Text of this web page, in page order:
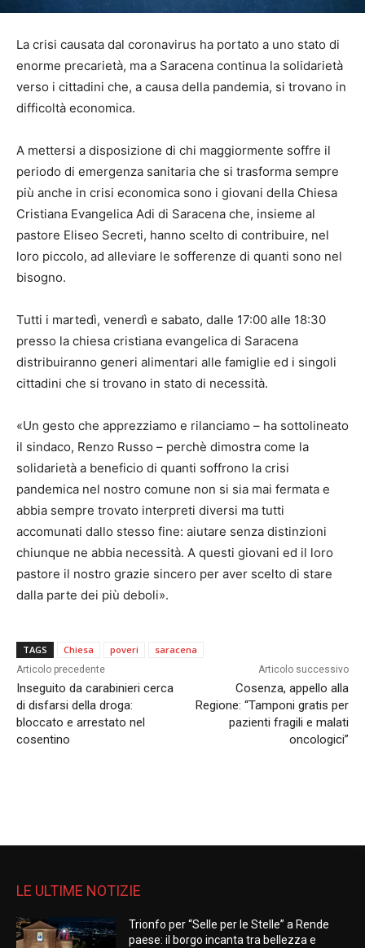
La crisi causata dal coronavirus ha portato a uno stato di
enorme precarietà, ma a Saracena continua la solidarietà
verso i cittadini che, a causa della pandemia, si trovano in
difficoltà economica.
A mettersi a disposizione di chi maggiormente soffre il
periodo di emergenza sanitaria che si trasforma sempre
più anche in crisi economica sono i giovani della Chiesa
Cristiana Evangelica Adi di Saracena che, insieme al
pastore Eliseo Secreti, hanno scelto di contribuire, nel
loro piccolo, ad alleviare le sofferenze di quanti sono nel
bisogno.
Tutti i martedì, venerdì e sabato, dalle 17:00 alle 18:30
presso la chiesa cristiana evangelica di Saracena
distribuiranno generi alimentari alle famiglie ed i singoli
cittadini che si trovano in stato di necessità.
«Un gesto che apprezziamo e rilanciamo – ha sottolineato
il sindaco, Renzo Russo – perchè dimostra come la
solidarietà a beneficio di quanti soffrono la crisi
pandemica nel nostro comune non si sia mai fermata e
abbia sempre trovato interpreti diversi ma tutti
accomunati dallo stesso fine: aiutare senza distinzioni
chiunque ne abbia necessità. A questi giovani ed il loro
pastore il nostro grazie sincero per aver scelto di stare
dalla parte dei più deboli».
TAGS Chiesa poveri saracena
Articolo precedente
Inseguito da carabinieri cerca
di disfarsi della droga:
bloccato e arrestato nel
cosentino
Articolo successivo
Cosenza, appello alla
Regione: “Tamponi gratis per
pazienti fragili e malati
oncologici”
LE ULTIME NOTIZIE
Trionfo per “Selle per le Stelle” a Rende
paese: il borgo incanta tra bellezza e